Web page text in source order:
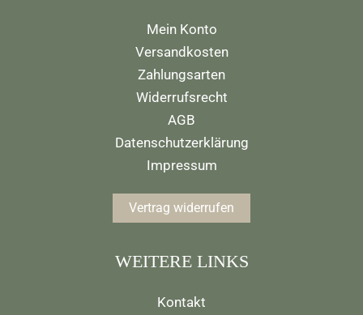
Mein Konto
Versandkosten
Zahlungsarten
Widerrufsrecht
AGB
Datenschutzerklärung
Impressum
Vertrag widerrufen
WEITERE LINKS
Kontakt